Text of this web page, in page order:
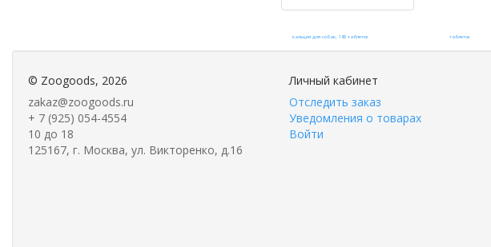
© Zoogoods, 2026
zakaz@zoogoods.ru
+ 7 (925) 054-4554
10 до 18
125167, г. Москва, ул. Викторенко, д.16
Личный кабинет
Отследить заказ
Уведомления о товарах
Войти